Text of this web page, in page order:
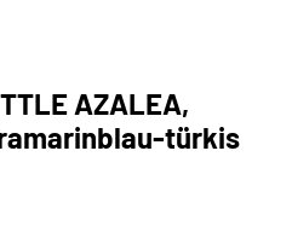
AZALEA,
türkis